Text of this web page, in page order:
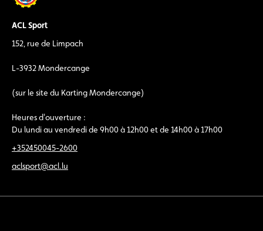
ACL Sport
152, rue de Limpach
L-3932 Mondercange
(sur le site du Karting Mondercange)
Heures d'ouverture :
Du lundi au vendredi de 9h00 à 12h00 et de 14h00 à 17h00
+352450045-2600
aclsport@acl.lu